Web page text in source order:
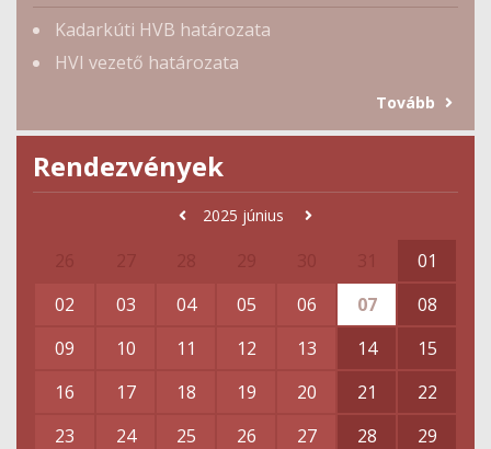
Kadarkúti HVB határozata
HVI vezető határozata
Tovább
Rendezvények
2025 június
01
02
03 04 05 06 07
08
09
10 11 12 13 14
15
16
17 18 19 20 21
22
23
24 25 26 27 28
29